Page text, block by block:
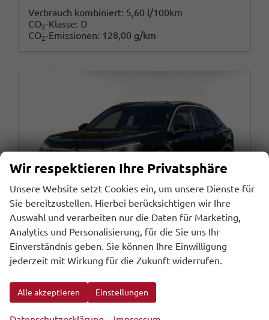
Verbrauch kombiniert: 5,60 l/100km
CO2-Klasse: D
CO2-Emissionen: 128,00 g/km
R-Line EasyO 3JGar SHZ Kam ParkAss+ 18Z
sofort lieferbar Fahrzeug mit Tageszulassung
Wir respektieren Ihre Privatsphäre
Unsere Website setzt Cookies ein, um unsere Dienste für
Sie bereitzustellen. Hierbei berücksichtigen wir Ihre
Auswahl und verarbeiten nur die Daten für Marketing,
Analytics und Personalisierung, für die Sie uns Ihr
Einverständnis geben. Sie können Ihre Einwilligung
jederzeit mit Wirkung für die Zukunft widerrufen.
Alle akzeptieren Einstellungen